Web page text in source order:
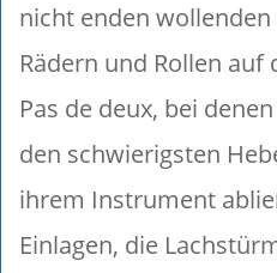
nicht enden
Rädern und Rollen
Pas de deux, bei
den schwierigsten
ihrem Instrument
Einlagen, die